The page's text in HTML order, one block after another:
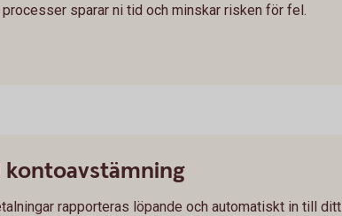
processer sparar ni tid och minskar risken för fel.
kontoavstämning
rapporteras löpande och automatiskt in till ditt